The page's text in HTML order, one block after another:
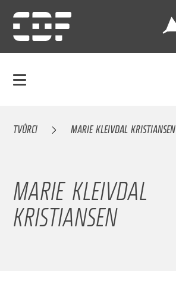
TVŮRCI MARIE KLEIVDAL KRISTIANSEN
MARIE KLEIVDAL
KRISTIANSEN